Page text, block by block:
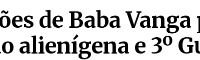
de Baba Vanga
alienígena e 3º